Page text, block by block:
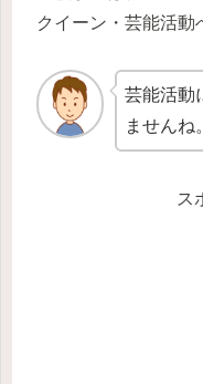
クイーン・芸能活動
芸能活動
ませんね。
ス